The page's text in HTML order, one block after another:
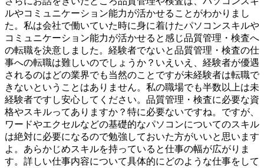
ルやコミュニケーション能力が活かせることがわかりまし
た。私は会社で働いていた時に身に着けたパソコンスキルや
コミュニケーション能力が活かせると感じ品質管理・検査へ
の転職を決意しました。経験者でないと品質管理・検査の仕
事への転職は難しいのでしょうか？いえいえ、経験者が優遇
されるのはどの業界でも当然のことですが未経験者は転職で
きないということはありません。私の職場でも半数以上は未
経験者ですし安心してください。品質管理・検査に必要な資
格やスキルってありますか？特に必要ないですね。ですが、
ワードやエクセルなどの基礎的なパソコンについてのスキル
は絶対に必要になるので勉強しておいた方がいいと思います
よ。あらかじめスキルを持っていると仕事の幅が広がりま
す。詳しい仕事内容について具体的にどのような仕事をして